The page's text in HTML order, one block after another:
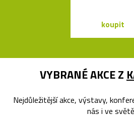
koupit
VYBRANÉ AKCE Z
Nejdůležitější akce, výstavy,
nás i ve